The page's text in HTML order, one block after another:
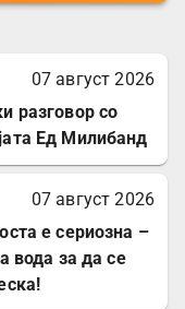
07 август 2026
разговор со
Ед Милибанд
07 август 2026
е сериозна –
вода за да се